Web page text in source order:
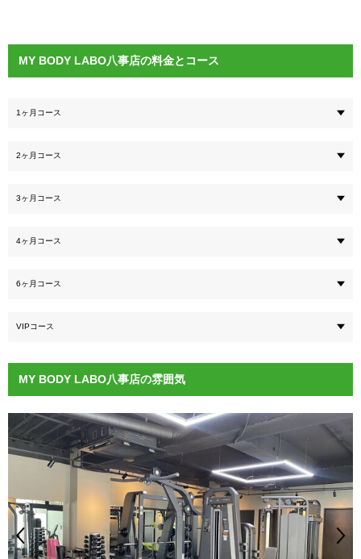
MY BODY LABO八事店の料金とコース
1ヶ月コース
2ヶ月コース
3ヶ月コース
4ヶ月コース
6ヶ月コース
VIPコース
MY BODY LABO八事店の雰囲気